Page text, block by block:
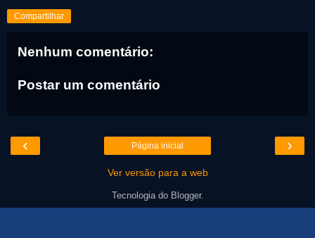
Compartilhar
Nenhum comentário:
Postar um comentário
‹ ›
Página inicial
Ver versão para a web
Tecnologia do Blogger.